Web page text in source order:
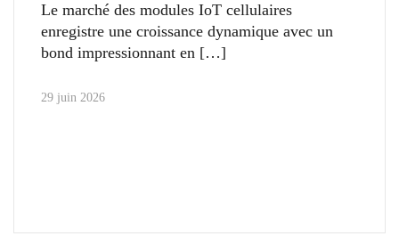
Le marché des modules IoT cellulaires
enregistre une croissance dynamique avec un
bond impressionnant en
29 juin 2026